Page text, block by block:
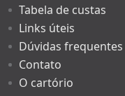
Tabela de custas
Links úteis
Dúvidas frequentes
Contato
O cartório